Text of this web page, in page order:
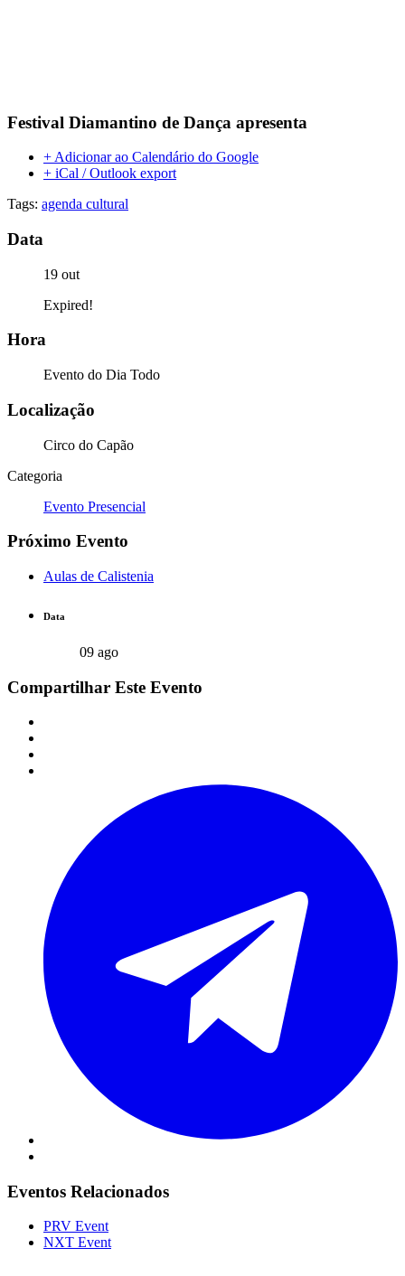
Festival Diamantino de Dança apresenta
+ Adicionar ao Calendário do Google
+ iCal / Outlook export
Tags: agenda cultural
Data
19 out
Expired!
Hora
Evento do Dia Todo
Localização
Circo do Capão
Categoria
Evento Presencial
Próximo Evento
Aulas de Calistenia
Data
09 ago
Compartilhar Este Evento
Eventos Relacionados
PRV Event
NXT Event